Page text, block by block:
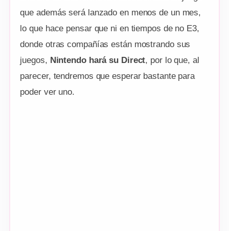
que además será lanzado en menos de un mes,
lo que hace pensar que ni en tiempos de no E3,
donde otras compañías están mostrando sus
juegos, Nintendo hará su Direct, por lo que, al
parecer, tendremos que esperar bastante para
poder ver uno.